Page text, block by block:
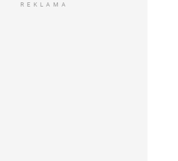
REKLAMA